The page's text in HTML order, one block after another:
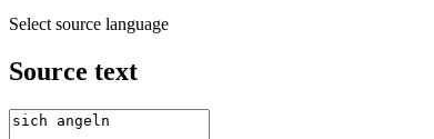
Select source language
Source text